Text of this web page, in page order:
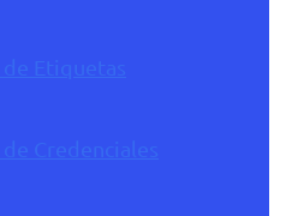
Etiquetas
Credenciales